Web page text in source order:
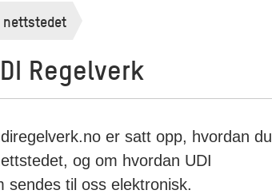
nettstedet
Regelverk
er satt opp, hvordan du
og om hvordan UDI
sendes til oss elektronisk.